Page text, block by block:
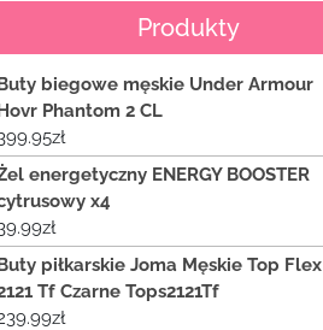
Produkty
biegowe męskie Under Armour
Phantom 2 CL
zł
energetyczny ENERGY BOOSTER
x4
zł
piłkarskie Joma Męskie Top Flex
Tf Czarne Tops2121Tf
zł